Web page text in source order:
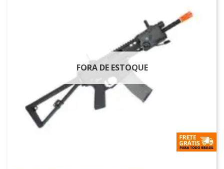
FORA DE ESTOQUE